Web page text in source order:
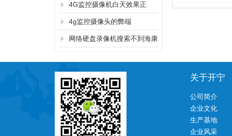
4G监控摄像机白天效果正
常，晚上看不清？
4g监控摄像头的弊端
网络硬盘录像机搜索不到海康
法
关于开宁
公司简介
企业文化
生产基地
企业风采